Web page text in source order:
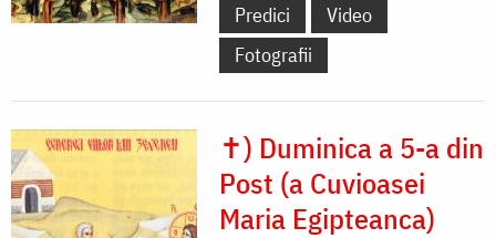
Predici
Video
Fotografii
✝) Duminica a 5-a din
Post (a Cuvioasei
Maria Egipteanca)